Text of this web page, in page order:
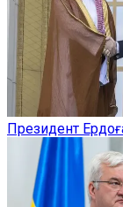
Президент